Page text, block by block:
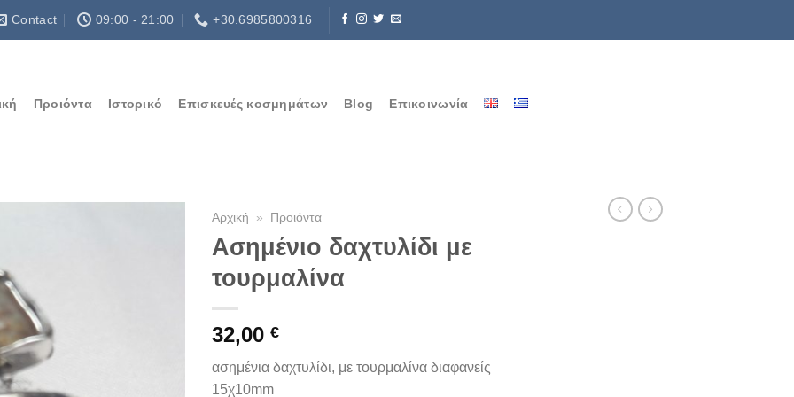
Contact 09:00 - 21:00 +30.6985800316
Προιόντα Ιστορικό Επισκευές κοσμημάτων Blog Επικοινωνία
Αρχική » Προιόντα
Ασημένιο δαχτυλίδι με
τουρμαλίνα
32,00 €
ασημένια δαχτυλίδι, με τουρμαλίνα διαφανείς
15χ10mm